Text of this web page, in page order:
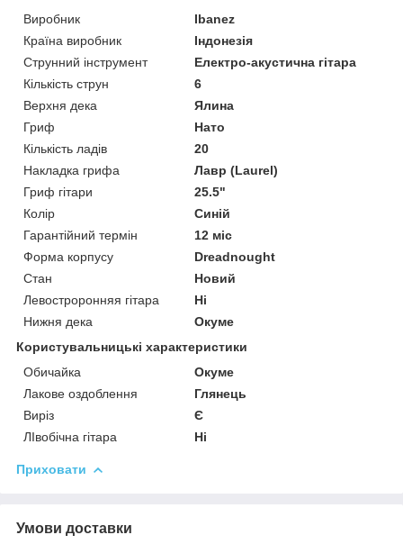
Виробник
Ibanez
Країна виробник
Індонезія
Струнний інструмент
Електро-акустична гітара
Кількість струн
6
Верхня дека
Ялина
Гриф
Нато
Кількість ладів
20
Накладка грифа
Лавр (Laurel)
Гриф гітари
25.5"
Колір
Синій
Гарантійний термін
12 міс
Форма корпусу
Dreadnought
Стан
Новий
Левостроронняя гітара
Ні
Нижня дека
Окуме
Користувальницькі характеристики
Обичайка
Окуме
Лакове оздоблення
Глянець
Виріз
Є
ЛІвобічна гітара
Ні
Приховати
Умови доставки